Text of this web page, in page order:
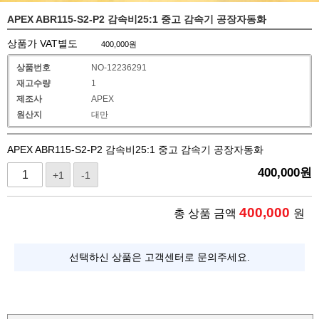
APEX ABR115-S2-P2 감속비25:1 중고 감속기 공장자동화
상품가 VAT별도 400,000원
상품번호
NO-12236291
재고수량
1
제조사
APEX
원산지
대만
APEX ABR115-S2-P2 감속비25:1 중고 감속기 공장자동화
+1 -1 400,000원
총 상품 금액 400,000 원
선택하신 상품은 고객센터로 문의주세요.